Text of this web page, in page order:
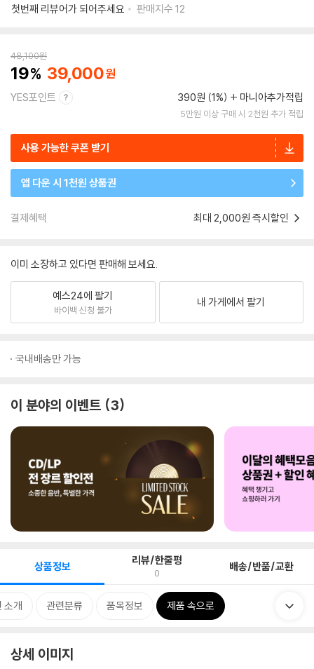
첫번째 리뷰어가 되어주세요
판매지수 12
48,100원
19 39,000
YES포인트 390원 (1%) 마니아추가적립
5만원 이상 구매 시 2천원 추가 적립
사용 가능한 쿠폰 받기
앱 다운 시 1천원 상품권
결제혜택 최대 2,000원 즉시할인
이미 소장하고 있다면 판매해 보세요.
예스24에 팔기
바이백 신청 불가
내 가게에서 팔기
국내배송만 가능
이 분야의 이벤트 3
상품정보 리뷰/한줄평
0 배송/반품/교환
소개 관련분류 품목정보 제품 속으로
상세 이미지